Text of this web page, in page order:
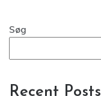
Søg
Recent Posts